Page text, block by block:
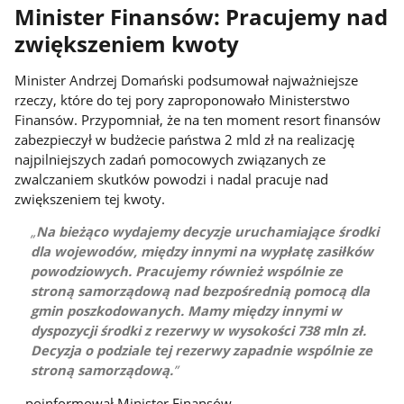
Minister Finansów: Pracujemy nad
zwiększeniem kwoty
Minister Andrzej Domański podsumował najważniejsze
rzeczy, które do tej pory zaproponowało Ministerstwo
Finansów. Przypomniał, że na ten moment resort finansów
zabezpieczył w budżecie państwa 2 mld zł na realizację
najpilniejszych zadań pomocowych związanych ze
zwalczaniem skutków powodzi i nadal pracuje nad
zwiększeniem tej kwoty.
Na bieżąco wydajemy decyzje uruchamiające środki
dla wojewodów, między innymi na wypłatę zasiłków
powodziowych. Pracujemy również wspólnie ze
stroną samorządową nad bezpośrednią pomocą dla
gmin poszkodowanych. Mamy między innymi w
dyspozycji środki z rezerwy w wysokości 738 mln zł.
Decyzja o podziale tej rezerwy zapadnie wspólnie ze
stroną samorządową.